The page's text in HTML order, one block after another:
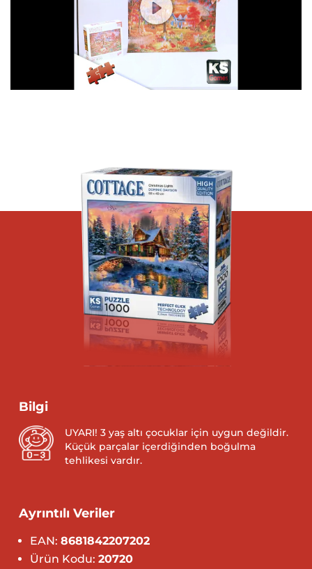
Bilgi
UYARI! 3 yaş altı çocuklar için uygun değildir.
Küçük parçalar içerdiğinden boğulma
tehlikesi vardır.
Ayrıntılı Veriler
EAN: 8681842207202
Ürün Kodu: 20720